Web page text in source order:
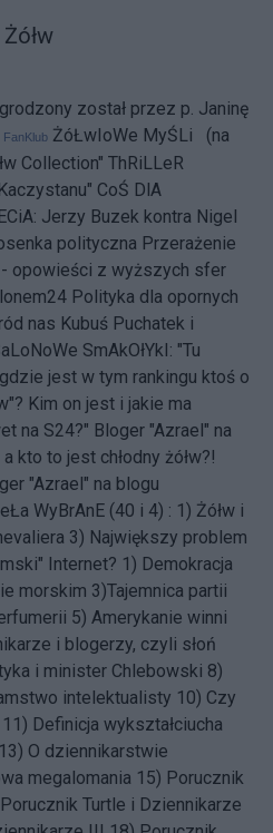
Żółw
został przez p. Janinę
FanKlub ŻóŁwIoWe MyŚLi (na
Collection" ThRiLLeR
CoŚ DlA
Jerzy Buzek kontra Nigel
polityczna Przerażenie
- opowieści z wyższych sfer
Polityka dla opornych
nas Kubuś Puchatek i
SmAkOłYkI: "Tu
jest w tym rankingu ktoś o
Kim on jest i jakie ma
na S24?" Bloger "Azrael" na
kto to jest chłodny żółw?!
"Azrael" na blogu
WyBrAnE (40 i 4) : 1) Żółw i
3) Największy problem
Internet? 1) Demokracja
morskim 3)Tajemnica partii
5) Amerykanie winni
i blogerzy, czyli słoń
i minister Chlebowski 8)
intelektualisty 10) Czy
11) Definicja wykształciucha
13) O dziennikarstwie
megalomania 15) Porucznik
Porucznik Turtle i Dziennikarze